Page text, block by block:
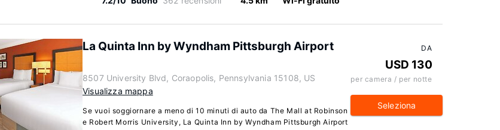
La Quinta Inn by Wyndham Pittsburgh Airport
8507 University Blvd, Coraopolis, Pennsylvania 15108, US
Visualizza mappa
Se vuoi soggiornare a meno di 10 minuti di auto da The Mall at Robinson
e Robert Morris University, La Quinta Inn by Wyndham Pittsburgh Airport
DA
USD 130
per camera / per notte
Seleziona